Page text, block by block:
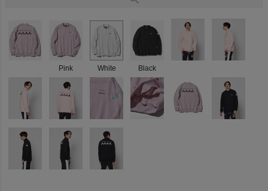
Pink White Black